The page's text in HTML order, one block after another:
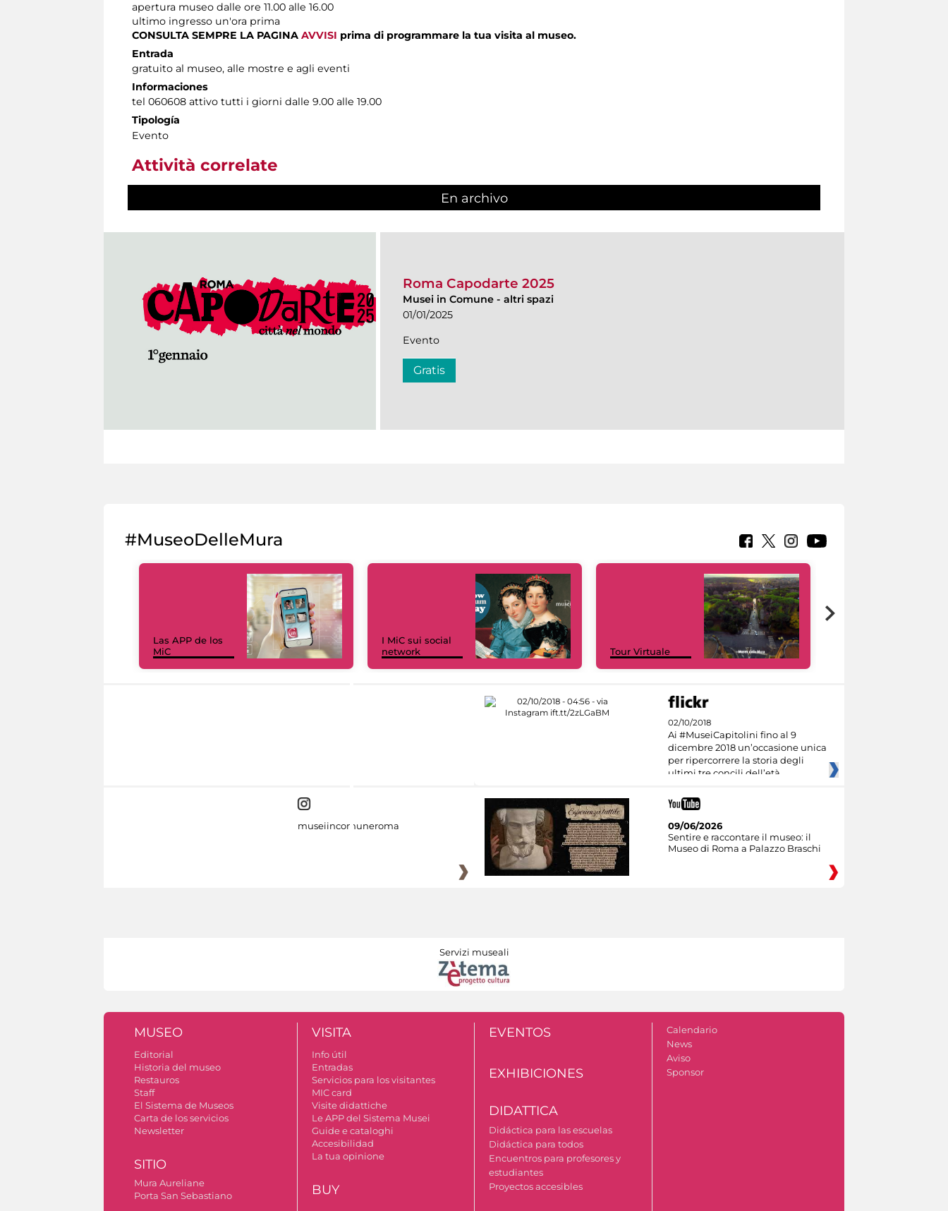
apertura museo dalle ore 11.00 alle 16.00
ultimo ingresso un'ora prima
CONSULTA SEMPRE LA PAGINA AVVISI prima di programmare la tua visita al museo.
Entrada
gratuito al museo, alle mostre e agli eventi
Informaciones
tel 060608 attivo tutti i giorni dalle 9.00 alle 19.00
Tipología
Evento
Attività correlate
En archivo
Roma Capodarte 2025
Musei in Comune - altri spazi
01/01/2025
Evento
Gratis
#MuseoDelleMura
Las APP de los
MiC
I MiC sui social
network
Tour Virtuale
02/10/2018
Ai #MuseiCapitolini fino al 9
dicembre 2018 un’occasione unica
per ripercorrere la storia degli
ultimi tre concili dell’età
museiincomuneroma
09/06/2026
Sentire e raccontare il museo: il
Museo di Roma a Palazzo Braschi
Servizi museali
MUSEO
Editorial
Historia del museo
Restauros
Staff
El Sistema de Museos
Carta de los servicios
Newsletter
SITIO
Mura Aureliane
Porta San Sebastiano
VISITA
Info útil
Entradas
Servicios para los visitantes
MIC card
Visite didattiche
Le APP del Sistema Musei
Guide e cataloghi
Accesibilidad
La tua opinione
BUY
EVENTOS
EXHIBICIONES
DIDATTICA
Didáctica para las escuelas
Didáctica para todos
Encuentros para profesores y
estudiantes
Proyectos accesibles
Calendario
News
Aviso
Sponsor